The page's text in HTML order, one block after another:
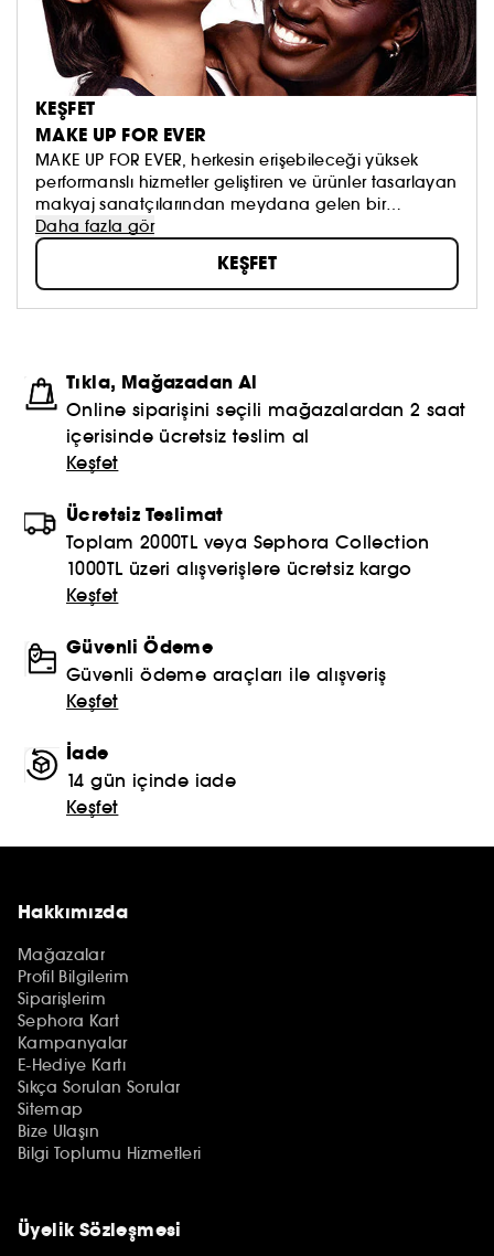
KEŞFET
MAKE UP FOR EVER
MAKE UP FOR EVER, herkesin erişebileceği yüksek
performanslı hizmetler geliştiren ve ürünler tasarlayan
makyaj sanatçılarından meydana gelen bir
topluluktur. Markanın zenginliği çeşitlilik ve
bireysellikten oluşuruyor ve herkesi kendi
benzersizliğini ortaya çıkararak mükemmelleştirmeye
teşvik ediyor. Makyaj sanatçılarıyla olan özel ve
güçlü ilişkimizin temelini oluşturan MAKE UP FOR EVER
hizmet veren bir ekibiz ve herkes için buradayız.
Daha fazla gör
KEŞFET
Tıkla, Mağazadan Al
Online siparişini seçili mağazalardan 2 saat
içerisinde ücretsiz teslim al
Keşfet
Ücretsiz Teslimat
Toplam 2000TL veya Sephora Collection
1000TL üzeri alışverişlere ücretsiz kargo
Keşfet
Güvenli Ödeme
Güvenli ödeme araçları ile alışveriş
Keşfet
İade
14 gün içinde iade
Keşfet
Hakkımızda
Mağazalar
Profil Bilgilerim
Siparişlerim
Sephora Kart
Kampanyalar
E-Hediye Kartı
Sıkça Sorulan Sorular
Sitemap
Bize Ulaşın
Bilgi Toplumu Hizmetleri
Üyelik Sözleşmesi